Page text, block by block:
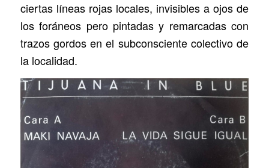
ciertas líneas rojas locales, invisibles a ojos de
los foráneos pero pintadas y remarcadas con
trazos gordos en el subconsciente colectivo de
la localidad.